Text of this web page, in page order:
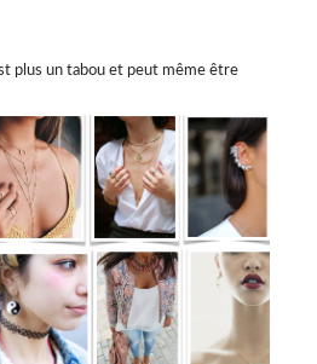
plus un tabou et peut même être